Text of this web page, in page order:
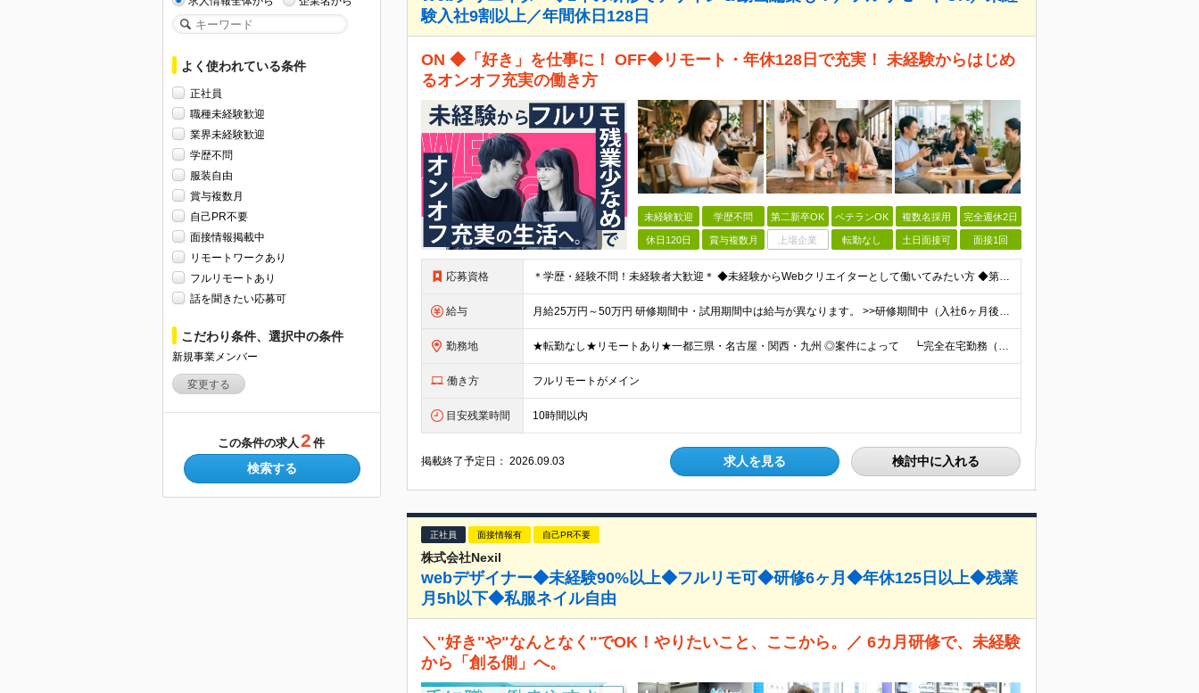
よく使われている条件
正社員
職種未経験歓迎
業界未経験歓迎
学歴不問
服装自由
賞与複数月
自己PR不要
面接情報掲載中
リモートワークあり
フルリモートあり
話を聞きたい応募可
こだわり条件、選択中の条件
新規事業メンバー
変更する
この条件の求人 2 件
検索する
験入社9割以上／年間休日128日
ON ◆「好き」を仕事に！ OFF◆リモート・年休128日で充実！ 未経験からはじめ
るオンオフ充実の働き方
未経験歓迎 学歴不問 第二新卒OK ベテランOK 複数名採用 完全週休2日
休日120日 賞与複数月 上場企業 転勤なし 土日面接可 面接1回
応募資格 ＊学歴・経験不問！未経験者大歓迎＊ ◆未経験からWebクリエイターとして働いてみたい方 ◆第二新卒・ブランクのある方も大歓迎！ ★学歴・知識・経験は一切問いません！ ★面接は「ポートフォリオ」「実
給与 月給25万円～50万円 研修期間中・試用期間中は給与が異なります。 >>研修期間中（入社6ヶ月後）の給与 一律：月給21万円～50万円 >>試用期間中（6ヶ月）の給与 関東：月給21万円～ 関西
勤務地 ★転勤なし★リモートあり★一都三県・名古屋・関西・九州 ◎案件によって ┗完全在宅勤務（フルリモート）も可能！ ┗希望に応じて幅広い働き方やプランが選べます！ ◆本社または一都三県 （東京都・
働き方 フルリモートがメイン
目安残業時間 10時間以内
掲載終了予定日：2026.09.03 求人を見る 検討中に入れる
正社員 面接情報有 自己PR不要
株式会社Nexil
webデザイナー◆未経験90%以上◆フルリモ可◆研修6ヶ月◆年休125日以上◆残業
月5h以下◆私服ネイル自由
＼"好き"や"なんとなく"でOK！やりたいこと、ここから。／ 6カ月研修で、未経験
から「創る側」へ。